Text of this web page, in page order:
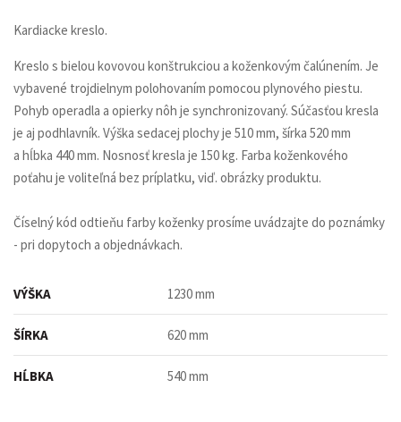
Kardiacke kreslo.
Kreslo s bielou kovovou konštrukciou a koženkovým čalúnením. Je
vybavené trojdielnym polohovaním pomocou plynového piestu.
Pohyb operadla a opierky nôh je synchronizovaný. Súčasťou kresla
je aj podhlavník. Výška sedacej plochy je 510 mm, šírka 520 mm
a hĺbka 440 mm. Nosnosť kresla je 150 kg. Farba koženkového
poťahu je voliteľná bez príplatku, viď. obrázky produktu.
Číselný kód odtieňu farby koženky prosíme uvádzajte do poznámky
- pri dopytoch a objednávkach.
VÝŠKA 1230 mm
ŠÍRKA 620 mm
HĹBKA 540 mm